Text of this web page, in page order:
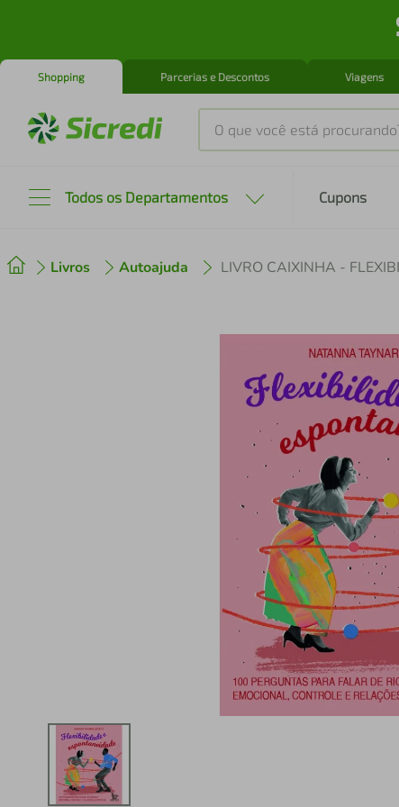
Shopping Parcerias e Descontos Viagens
O que você está procurando?
Todos os Departamentos Cupons
Livros Autoajuda
2º cafeteira